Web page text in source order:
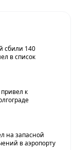
сбили 140
в список
к
на запасной
в аэропорту